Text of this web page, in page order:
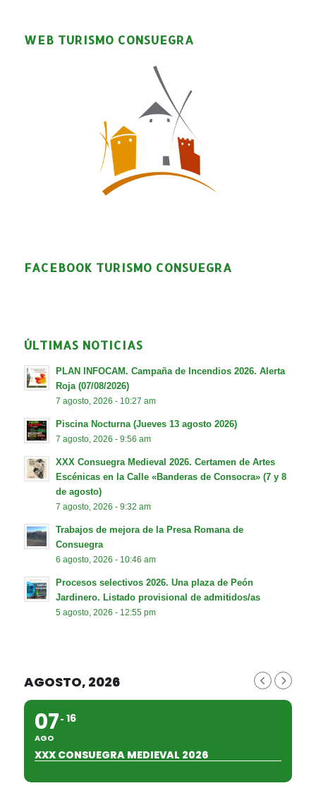
WEB TURISMO CONSUEGRA
FACEBOOK TURISMO CONSUEGRA
ÚLTIMAS NOTICIAS
PLAN INFOCAM. Campaña de Incendios 2026. Alerta
Roja (07/08/2026)
7 agosto, 2026 - 10:27 am
Piscina Nocturna (Jueves 13 agosto 2026)
7 agosto, 2026 - 9:56 am
XXX Consuegra Medieval 2026. Certamen de Artes
Escénicas en la Calle «Banderas de Consocra» (7 y 8
de agosto)
7 agosto, 2026 - 9:32 am
Trabajos de mejora de la Presa Romana de
Consuegra
6 agosto, 2026 - 10:46 am
Procesos selectivos 2026. Una plaza de Peón
Jardinero. Listado provisional de admitidos/as
5 agosto, 2026 - 12:55 pm
AGOSTO, 2026
07
AGO
16
XXX CONSUEGRA MEDIEVAL 2026